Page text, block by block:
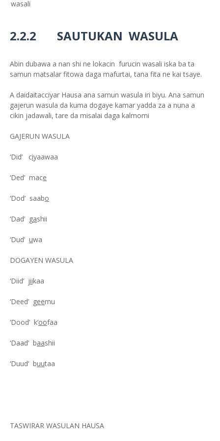
wasali
2.2.2 SAUTUKAN WASULA
Abin dubawa a nan shi ne lokacin furucin wasali iska ba ta
samun matsalar fitowa daga mafurtai, tana fita ne kai tsaye.
A daidaitacciyar Hausa ana samun wasula iri biyu. Ana samun
gajerun wasula da kuma dogaye kamar yadda za a nuna a
cikin jadawali, tare da misalai daga kalmomi
GAJERUN WASULA
‘Did’ ciyaawaa
‘Ded’ mace
‘Dod’ saabo
‘Dad’ gashii
‘Dud’ uwa
DOGAYEN WASULA
‘Diid’ jiikaa
‘Deed’ geemu
‘Dood’ k’oofaa
‘Daad’ baashii
‘Duud’ buutaa
TASWIRAR WASULAN HAUSA